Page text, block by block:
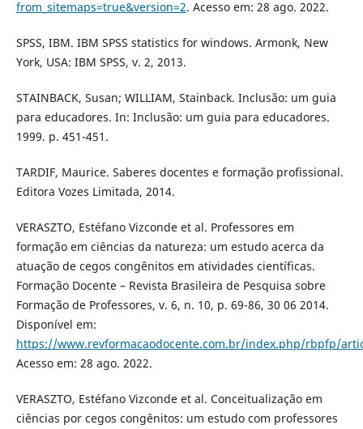
from_sitemaps=true&version=2. Acesso em: 28 ago. 2022.
SPSS, IBM. IBM SPSS statistics for windows. Armonk, New
York, USA: IBM SPSS, v. 2, 2013.
STAINBACK, Susan; WILLIAM, Stainback. Inclusão: um guia
para educadores. In: Inclusão: um guia para educadores.
1999. p. 451-451.
TARDIF, Maurice. Saberes docentes e formação profissional.
Editora Vozes Limitada, 2014.
VERASZTO, Estéfano Vizconde et al. Professores em
formação em ciências da natureza: um estudo acerca da
atuação de cegos congênitos em atividades científicas.
Formação Docente – Revista Brasileira de Pesquisa sobre
Formação de Professores, v. 6, n. 10, p. 69-86, 30 06 2014.
Disponível em:
https://www.revformacaodocente.com.br/index.php/rbpfp/
Acesso em: 28 ago. 2022.
VERASZTO, Estéfano Vizconde et al. Conceitualização em
ciências por cegos congênitos: um estudo com professores